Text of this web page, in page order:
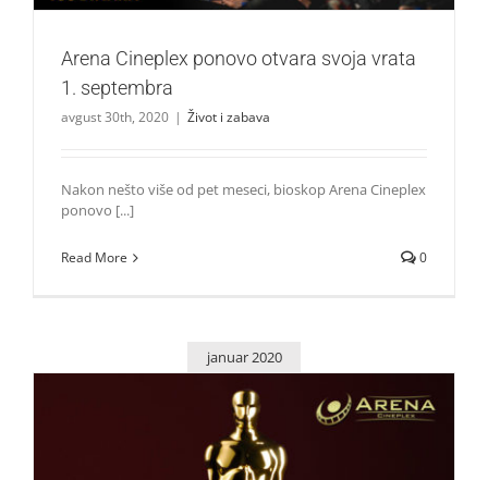
Arena Cineplex ponovo otvara svoja vrata
1. septembra
avgust 30th, 2020 | Život i zabava
Nakon nešto više od pet meseci, bioskop Arena Cineplex
ponovo [...]
Read More 0
januar 2020